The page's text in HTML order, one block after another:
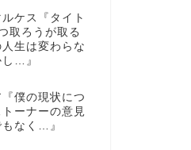
ケス『タイト
取ろうが取る
人生は変わらな
…』
僕の現状につ
ーナーの意見
なく…』